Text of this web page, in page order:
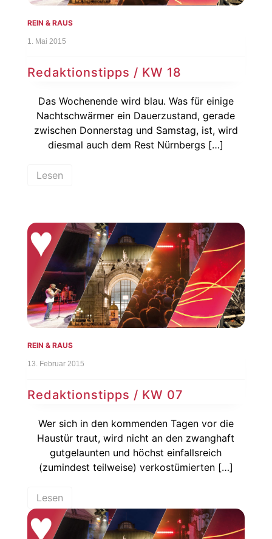
REIN & RAUS
1. Mai 2015
Redaktionstipps / KW 18
Das Wochenende wird blau. Was für einige
Nachtschwärmer ein Dauerzustand, gerade
zwischen Donnerstag und Samstag, ist, wird
diesmal auch dem Rest Nürnbergs […]
Lesen
REIN & RAUS
13. Februar 2015
Redaktionstipps / KW 07
Wer sich in den kommenden Tagen vor die
Haustür traut, wird nicht an den zwanghaft
gutgelaunten und höchst einfallsreich
(zumindest teilweise) verkostümierten […]
Lesen